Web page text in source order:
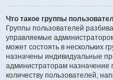
Что такое группы
Группы пользователей
управляемые
может состоять в нескольких
назначены индивидуальные
администраторам
количеству пользователей,